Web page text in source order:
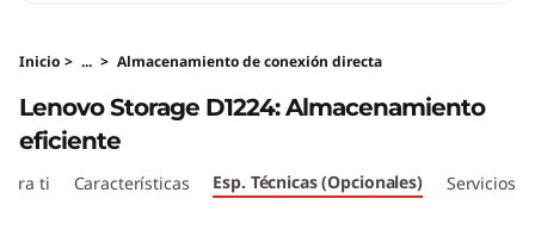
Inicio > ... > Almacenamiento de conexión directa
Lenovo Storage D1224: Almacenamiento
eficiente
ti Características Esp. Técnicas (Opcionales) Servicios